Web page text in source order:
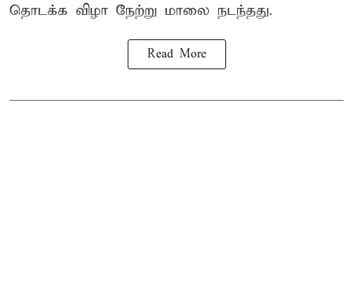
தொடக்க விழா நேற்று மாலை நடந்தது.
Read More